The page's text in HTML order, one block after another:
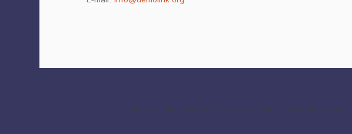
© 2019 | IRISH INSTITUTE OF LEGAL EXECUTIVES | ALL